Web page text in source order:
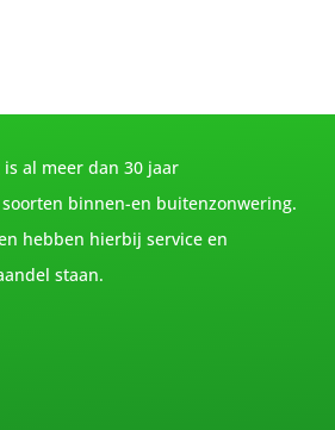
al meer dan 30 jaar
binnen-en buitenzonwering.
hebben hierbij service en
staan.